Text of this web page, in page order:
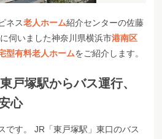
ネス老人ホーム紹介センターの佐藤
伺いました神奈川県横浜市港南区
型有料老人ホームをご紹介します。
戸塚駅からバス運行、
心
です。 JR「東戸塚駅」東口のバス